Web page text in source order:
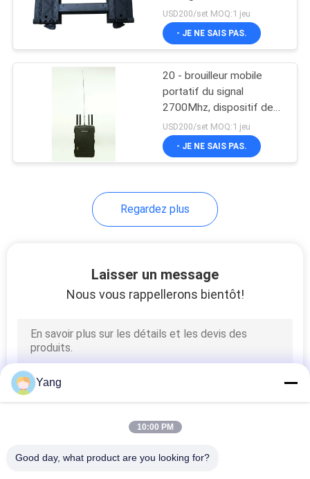
d'équipement d'EOD
USD200/set MOQ:1 jeu
- JE NE SAIS PAS.
20 - brouilleur mobile
portatif du signal
2700Mhz, dispositif de
dresseur de signal de
téléphone portable
d'EOD
USD200/set MOQ:1 jeu
- JE NE SAIS PAS.
Regardez plus
Laisser un message
Nous vous rappellerons bientôt!
Yang
10:00 PM
Good day, what product are you looking for?